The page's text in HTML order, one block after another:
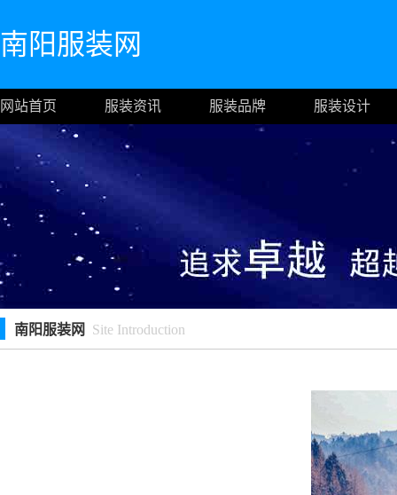
南阳服装网
网站首页 服装资讯 服装品牌 服装设计
南阳服装网 Site Introduction